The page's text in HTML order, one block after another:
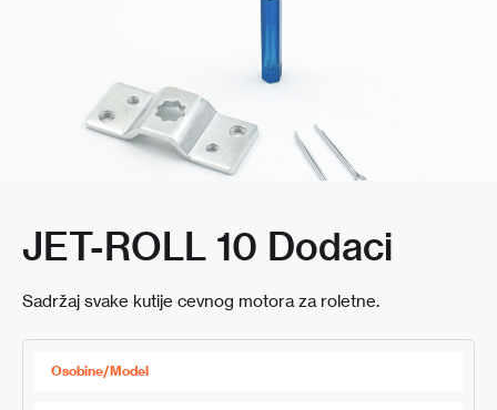
JET-ROLL 10 Dodaci
Sadržaj svake kutije cevnog motora za roletne.
Osobine/Model